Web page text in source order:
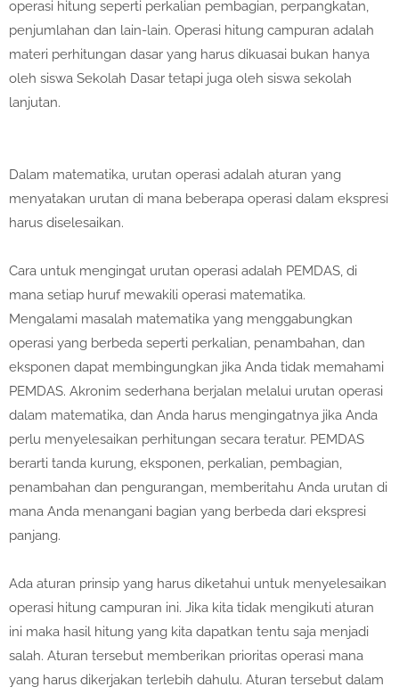
operasi hitung seperti perkalian pembagian, perpangkatan,
penjumlahan dan lain-lain. Operasi hitung campuran adalah
materi perhitungan dasar yang harus dikuasai bukan hanya
oleh siswa Sekolah Dasar tetapi juga oleh siswa sekolah
lanjutan.
Dalam matematika, urutan operasi adalah aturan yang
menyatakan urutan di mana beberapa operasi dalam ekspresi
harus diselesaikan.
Cara untuk mengingat urutan operasi adalah PEMDAS, di
mana setiap huruf mewakili operasi matematika.
Mengalami masalah matematika yang menggabungkan
operasi yang berbeda seperti perkalian, penambahan, dan
eksponen dapat membingungkan jika Anda tidak memahami
PEMDAS. Akronim sederhana berjalan melalui urutan operasi
dalam matematika, dan Anda harus mengingatnya jika Anda
perlu menyelesaikan perhitungan secara teratur. PEMDAS
berarti tanda kurung, eksponen, perkalian, pembagian,
penambahan dan pengurangan, memberitahu Anda urutan di
mana Anda menangani bagian yang berbeda dari ekspresi
panjang.
Ada aturan prinsip yang harus diketahui untuk menyelesaikan
operasi hitung campuran ini. Jika kita tidak mengikuti aturan
ini maka hasil hitung yang kita dapatkan tentu saja menjadi
salah. Aturan tersebut memberikan prioritas operasi mana
yang harus dikerjakan terlebih dahulu. Aturan tersebut dalam